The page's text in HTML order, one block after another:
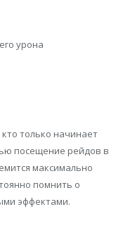
урона
только начинает
посещение рейдов в
максимально
помнить о
эффектами.